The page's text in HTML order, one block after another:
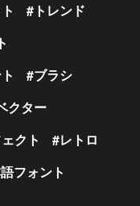
トレンド
ブラシ
クター
クト
レトロ
フォント